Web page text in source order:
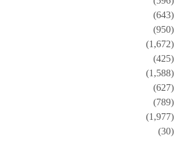
(643)
(950)
(1,672)
(425)
(1,588)
(627)
(789)
(1,977)
(30)